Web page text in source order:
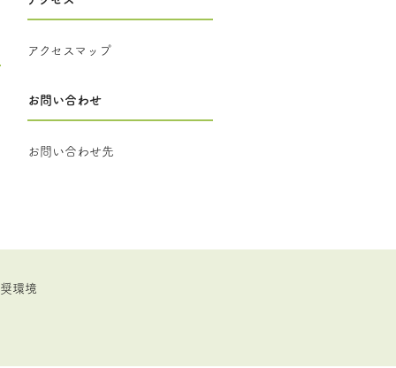
アクセスマップ
お問い合わせ
お問い合わせ先
環境